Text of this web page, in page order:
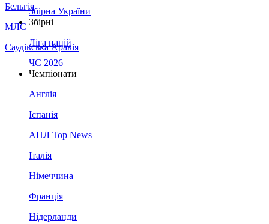
Бельгія
МЛС
Саудівська Аравія
Збірна України
Збірні
Ліга націй
ЧС 2026
Чемпіонати
Англія
Іспанія
АПЛ Top News
Італія
Німеччина
Франція
Нідерланди